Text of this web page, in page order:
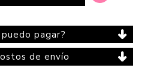
pagar?
de envío